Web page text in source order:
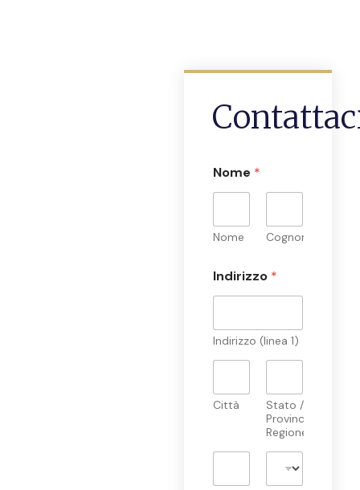
Nome *
Nome Cognome
Indirizzo *
Indirizzo (linea 1)
Città
Stato /
Provincia /
Regione